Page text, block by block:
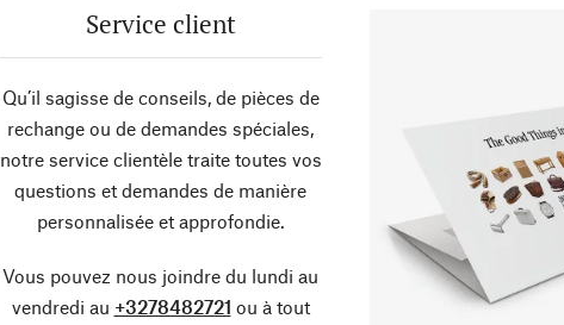
Service client
Qu’il sagisse de conseils, de pièces de
rechange ou de demandes spéciales,
notre service clientèle traite toutes vos
questions et demandes de manière
personnalisée et approfondie.
Vous pouvez nous joindre du lundi au
vendredi au +3278482721 ou à tout